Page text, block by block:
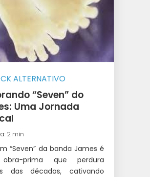
ALTERNATIVO
“Seven” do
Uma Jornada
2 min
“Seven” da banda James é
prima que perdura
das décadas, cativando